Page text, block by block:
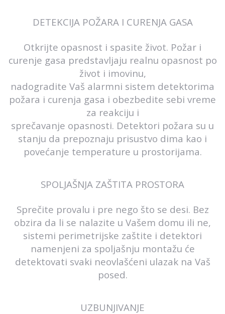
DETEKCIJA POŽARA I CURENJA GASA
Otkrijte opasnost i spasite život. Požar i
curenje gasa predstavljaju realnu opasnost po
život i imovinu,
nadogradite Vaš alarmni sistem detektorima
požara i curenja gasa i obezbedite sebi vreme
za reakciju i
sprečavanje opasnosti. Detektori požara su u
stanju da prepoznaju prisustvo dima kao i
povećanje temperature u prostorijama.
SPOLJAŠNJA ZAŠTITA PROSTORA
Sprečite provalu i pre nego što se desi. Bez
obzira da li se nalazite u Vašem domu ili ne,
sistemi perimetrijske zaštite i detektori
namenjeni za spoljašnju montažu će
detektovati svaki neovlašćeni ulazak na Vaš
posed.
UZBUNJIVANJE